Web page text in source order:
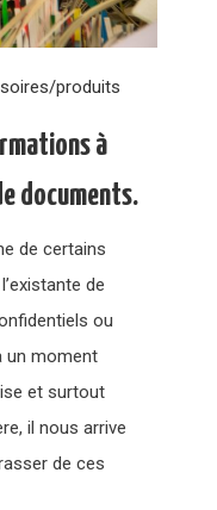
produits
à
documents.
de certains
de
ou
un moment
et surtout
il nous arrive
de ces